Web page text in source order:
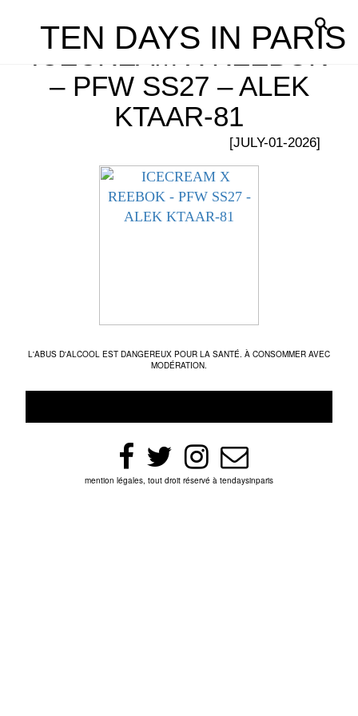
TEN DAYS IN PARIS
ICECREAM X REEBOK
– PFW SS27 – ALEK
KTAAR-81
[JULY-01-2026]
L'ABUS D'ALCOOL EST DANGEREUX POUR LA SANTÉ. À CONSOMMER AVEC
MODÉRATION.
mention légales, tout droit réservé à tendaysinparis